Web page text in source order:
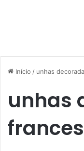
Início / unhas
unhas